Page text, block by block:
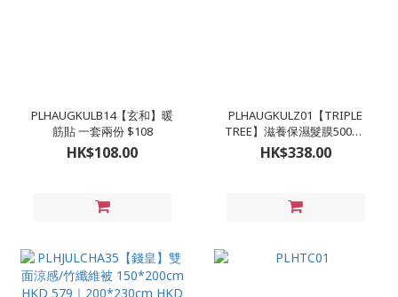
PLHAUGKULB14【玄和】暖
筋貼 一套兩份 $108
HK$108.00
PLHAUGKULZ01【TRIPLE
TREE】滋養保濕髮膜500ML
$338
HK$338.00